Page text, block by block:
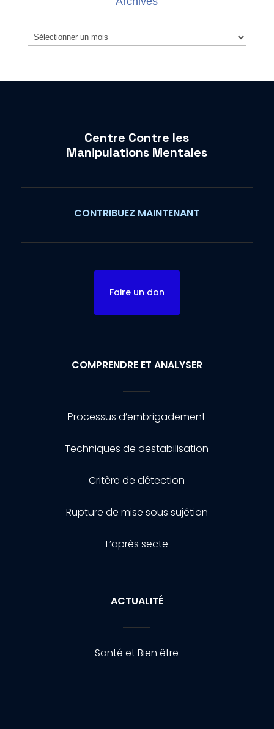
Archives
Centre Contre les
Manipulations Mentales
CONTRIBUEZ MAINTENANT
Faire un don
COMPRENDRE ET ANALYSER
Processus d’embrigadement
Techniques de destabilisation
Critère de détection
Rupture de mise sous sujétion
L’après secte
ACTUALITÉ
Santé et Bien être